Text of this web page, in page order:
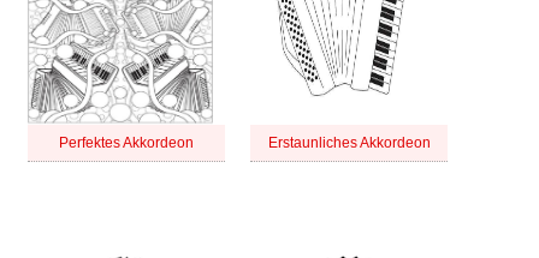
Perfektes Akkordeon Erstaunliches Akkordeon